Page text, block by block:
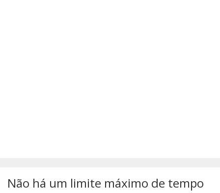
Não há um limite máximo de tempo